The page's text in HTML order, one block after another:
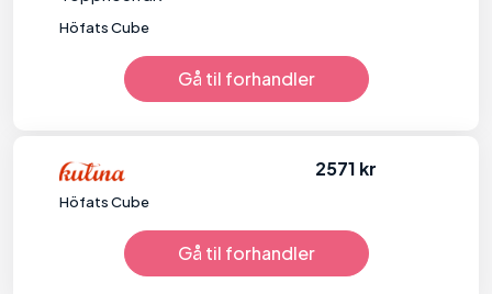
Höfats Cube
Gå til forhandler
Höfats Cube
2571 kr
Gå til forhandler